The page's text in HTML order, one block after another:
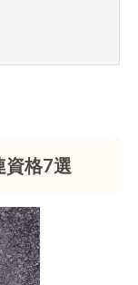
資格7選